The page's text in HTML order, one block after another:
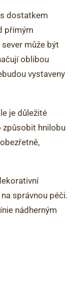
dostatkem
přímým
může být
oblibou
vystaveny
je důležité
způsobit hnilobu
správnou péči.
nádherným